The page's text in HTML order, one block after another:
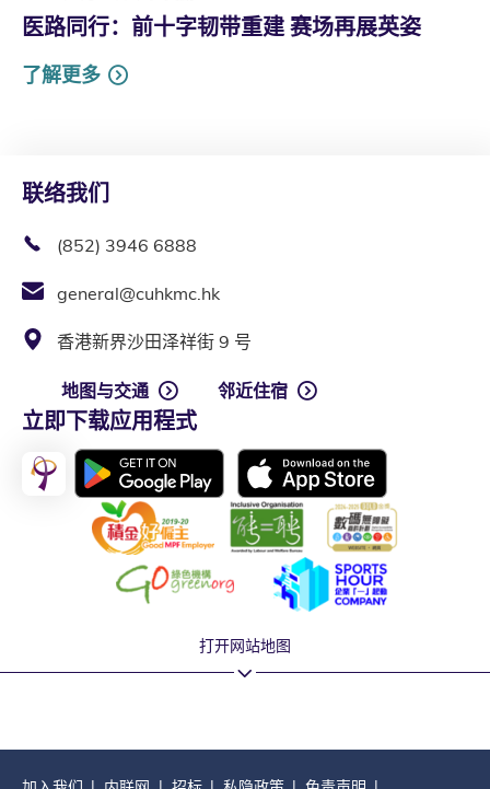
医路同行：前十字韧带重建 赛场再展英姿
了解更多
联络我们
(852) 3946 6888
general@cuhkmc.hk
香港新界沙田泽祥街 9 号
地图与交通 邻近住宿
立即下载应用程式
打开网站地图